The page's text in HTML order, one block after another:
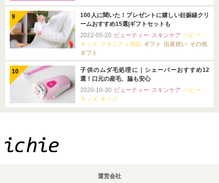
100人に聞いた！プレゼントに嬉しい妊娠線クリ
ームおすすめ15選|ギフトセットも
2022-05-20 ビューティー スキンケア ベビー・
キッズ マタニティ用品 ギフト 出産祝い その他
ギフト
子供のムダ毛処理に｜シェーバーおすすめ12
選！口元の産毛、脇も安心
2020-10-30 ビューティー スキンケア ベビー・
キッズ キッズ
運営会社